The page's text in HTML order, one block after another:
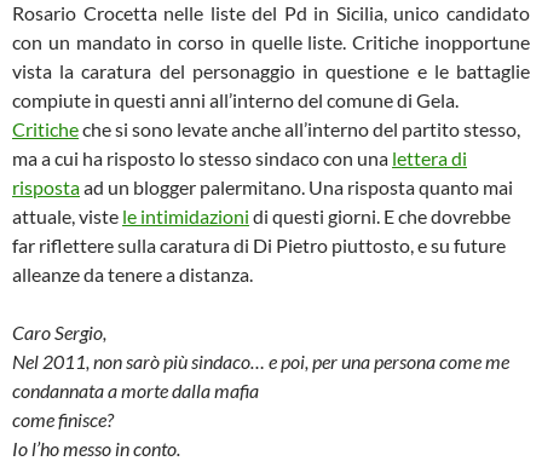
Rosario Crocetta nelle liste del Pd in Sicilia, unico candidato
con un mandato in corso in quelle liste. Critiche inopportune
vista la caratura del personaggio in questione e le battaglie
compiute in questi anni all’interno del comune di Gela.
Criticheche si sono levate anche all’interno del partito stesso,
ma a cui ha risposto lo stesso sindaco con una lettera di
rispostaad un blogger palermitano. Una risposta quanto mai
attuale, viste le intimidazioni di questi giorni. E che dovrebbe
far riflettere sulla caratura di Di Pietro piuttosto, e su future
alleanze da tenere a distanza.
Caro Sergio,
Nel 2011, non sarò più sindaco… e poi, per una persona come me
condannata a morte dalla mafia
come finisce?
Io l’ho messo in conto.